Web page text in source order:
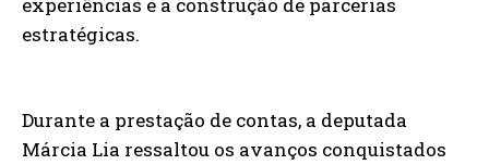
estratégicas.
Durante a prestação de contas, a deputada
Márcia Lia ressaltou os avanços conquistados